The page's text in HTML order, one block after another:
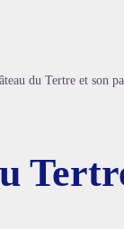
du Tertre et son